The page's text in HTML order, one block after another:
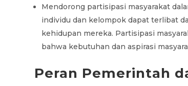
Mendorong partisipasi masyarakat
individu dan kelompok dapat terlibat
kehidupan mereka. Partisipasi
bahwa kebutuhan dan aspirasi
Peran Pemerintah